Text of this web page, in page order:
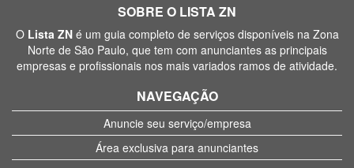
SOBRE O LISTA ZN
O Lista ZNé um guia completo de serviços disponíveis na Zona
Norte de São Paulo, que tem com anunciantes as principais
empresas e profissionais nos mais variados ramos de atividade.
NAVEGAÇÃO
Anuncie seu serviço/empresa
Área exclusiva para anunciantes